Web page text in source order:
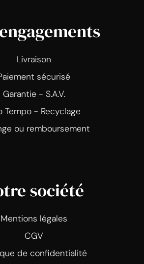
Livraison
sécurisé
Garantie - S.A.V.
Tempo - Recyclage
ou remboursement
société
Mentions légales
CGV
de confidentialité